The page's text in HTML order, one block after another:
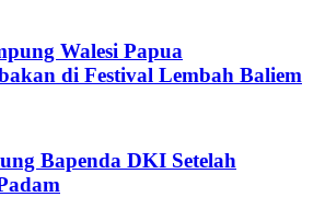
Walesi Papua
di Festival Lembah Baliem
Bapenda DKI Setelah